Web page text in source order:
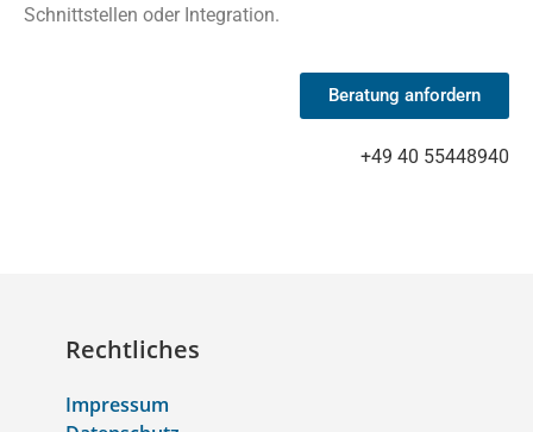
Schnittstellen oder Integration.
Beratung anfordern
+49 40 55448940
Rechtliches
Impressum